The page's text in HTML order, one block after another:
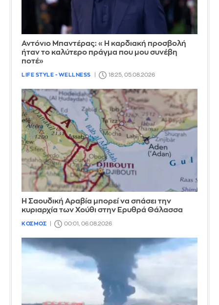
Αντόνιο Μπαντέρας: «Η καρδιακή προσβολή
ήταν το καλύτερο πράγμα που μου συνέβη
ποτέ»
LIFE STYLE - WELLNESS 18:25, 05.08.2026
Η Σαουδική Αραβία μπορεί να σπάσει την
κυριαρχία των Χούθι στην Ερυθρά Θάλασσα
ΚΟΣΜΟΣ 00:01, 06.08.2026